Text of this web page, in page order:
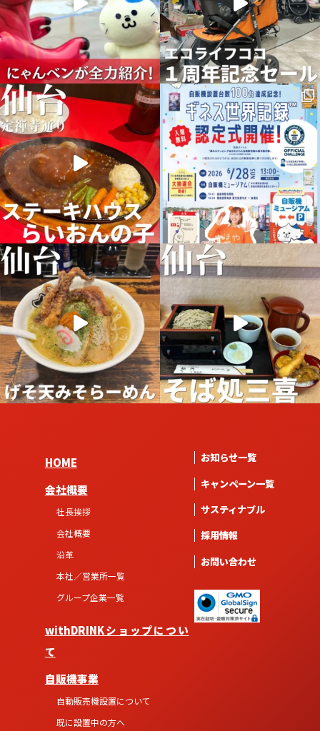
HOME
会社概要
社長挨拶
会社概要
沿革
本社／営業所一覧
グループ企業一覧
withDRINKショップについ
て
自販機事業
自動販売機設置について
既に設置中の方へ
お知らせ一覧
キャンペーン一覧
サスティナブル
採用情報
お問い合わせ